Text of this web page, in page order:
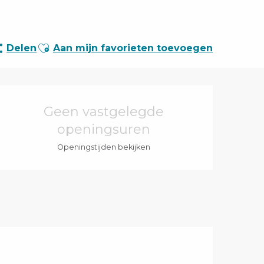
Delen Ajouter aux favoris
Aan mijn favorieten toevoegen
Openingstijden en
Geen vastgelegde
openingsuren
Openingstijden bekijken